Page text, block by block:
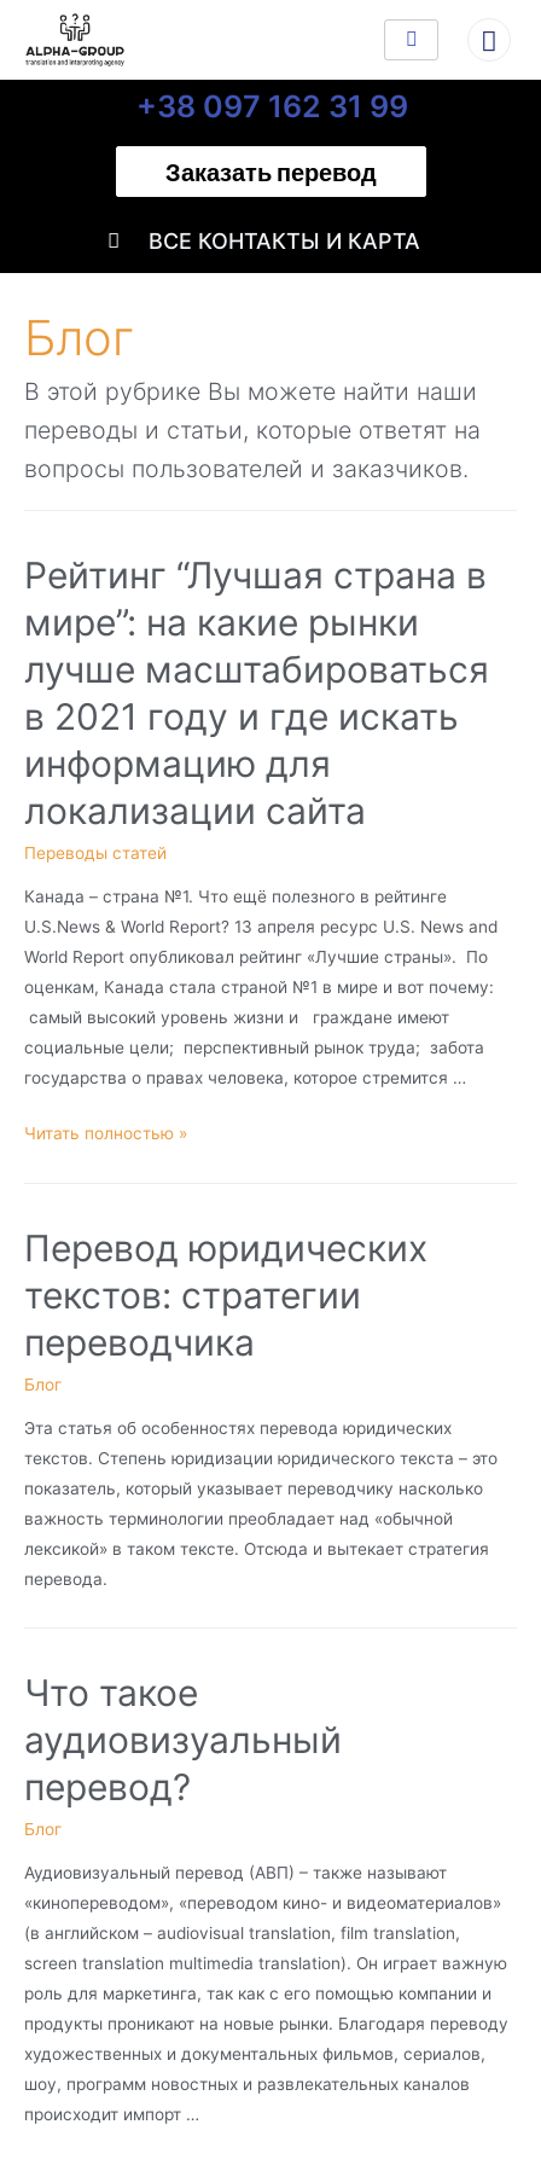
+38 097 162 31 99
Заказать перевод
ВСЕ КОНТАКТЫ И КАРТА
Блог
В этой рубрике Вы можете найти наши
переводы и статьи, которые ответят на
вопросы пользователей и заказчиков.
Рейтинг “Лучшая страна в
мире”: на какие рынки
лучше масштабироваться
в 2021 году и где искать
информацию для
локализации сайта
Переводы статей
Канада – страна №1. Что ещё полезного в рейтинге
U.S.News & World Report? 13 апреля ресурс U.S. News and
World Report опубликовал рейтинг «Лучшие страны». По
оценкам, Канада стала страной №1 в мире и вот почему:
самый высокий уровень жизни и граждане имеют
социальные цели; перспективный рынок труда; забота
государства о правах человека, которое стремится …
Читать полностью »
Перевод юридических
текстов: стратегии
переводчика
Блог
Эта статья об особенностях перевода юридических
текстов. Степень юридизации юридического текста – это
показатель, который указывает переводчику насколько
важность терминологии преобладает над «обычной
лексикой» в таком тексте. Отсюда и вытекает стратегия
перевода.
Что такое
аудиовизуальный
перевод?
Блог
Аудиовизуальный перевод (АВП) – также называют
«кинопереводом», «переводом кино- и видеоматериалов»
(в английском – audiovisual translation, film translation,
screen translation multimedia translation). Он играет важную
роль для маркетинга, так как с его помощью компании и
продукты проникают на новые рынки. Благодаря переводу
художественных и документальных фильмов, сериалов,
шоу, программ новостных и развлекательных каналов
происходит импорт …